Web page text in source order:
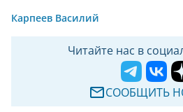
Карпеев Василий
Читайте нас в
СООБЩИТЬ